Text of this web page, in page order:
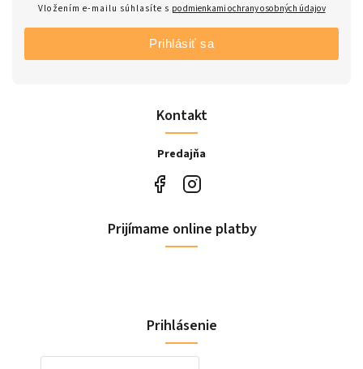
Kontakt
Predajňa
Vložením e-mailu súhlasíte s podmienkami ochrany osobných údajov
Prihlásiť sa
Prijímame online platby
Prihlásenie